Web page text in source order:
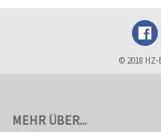
© 2018
MEHR ÜBER...